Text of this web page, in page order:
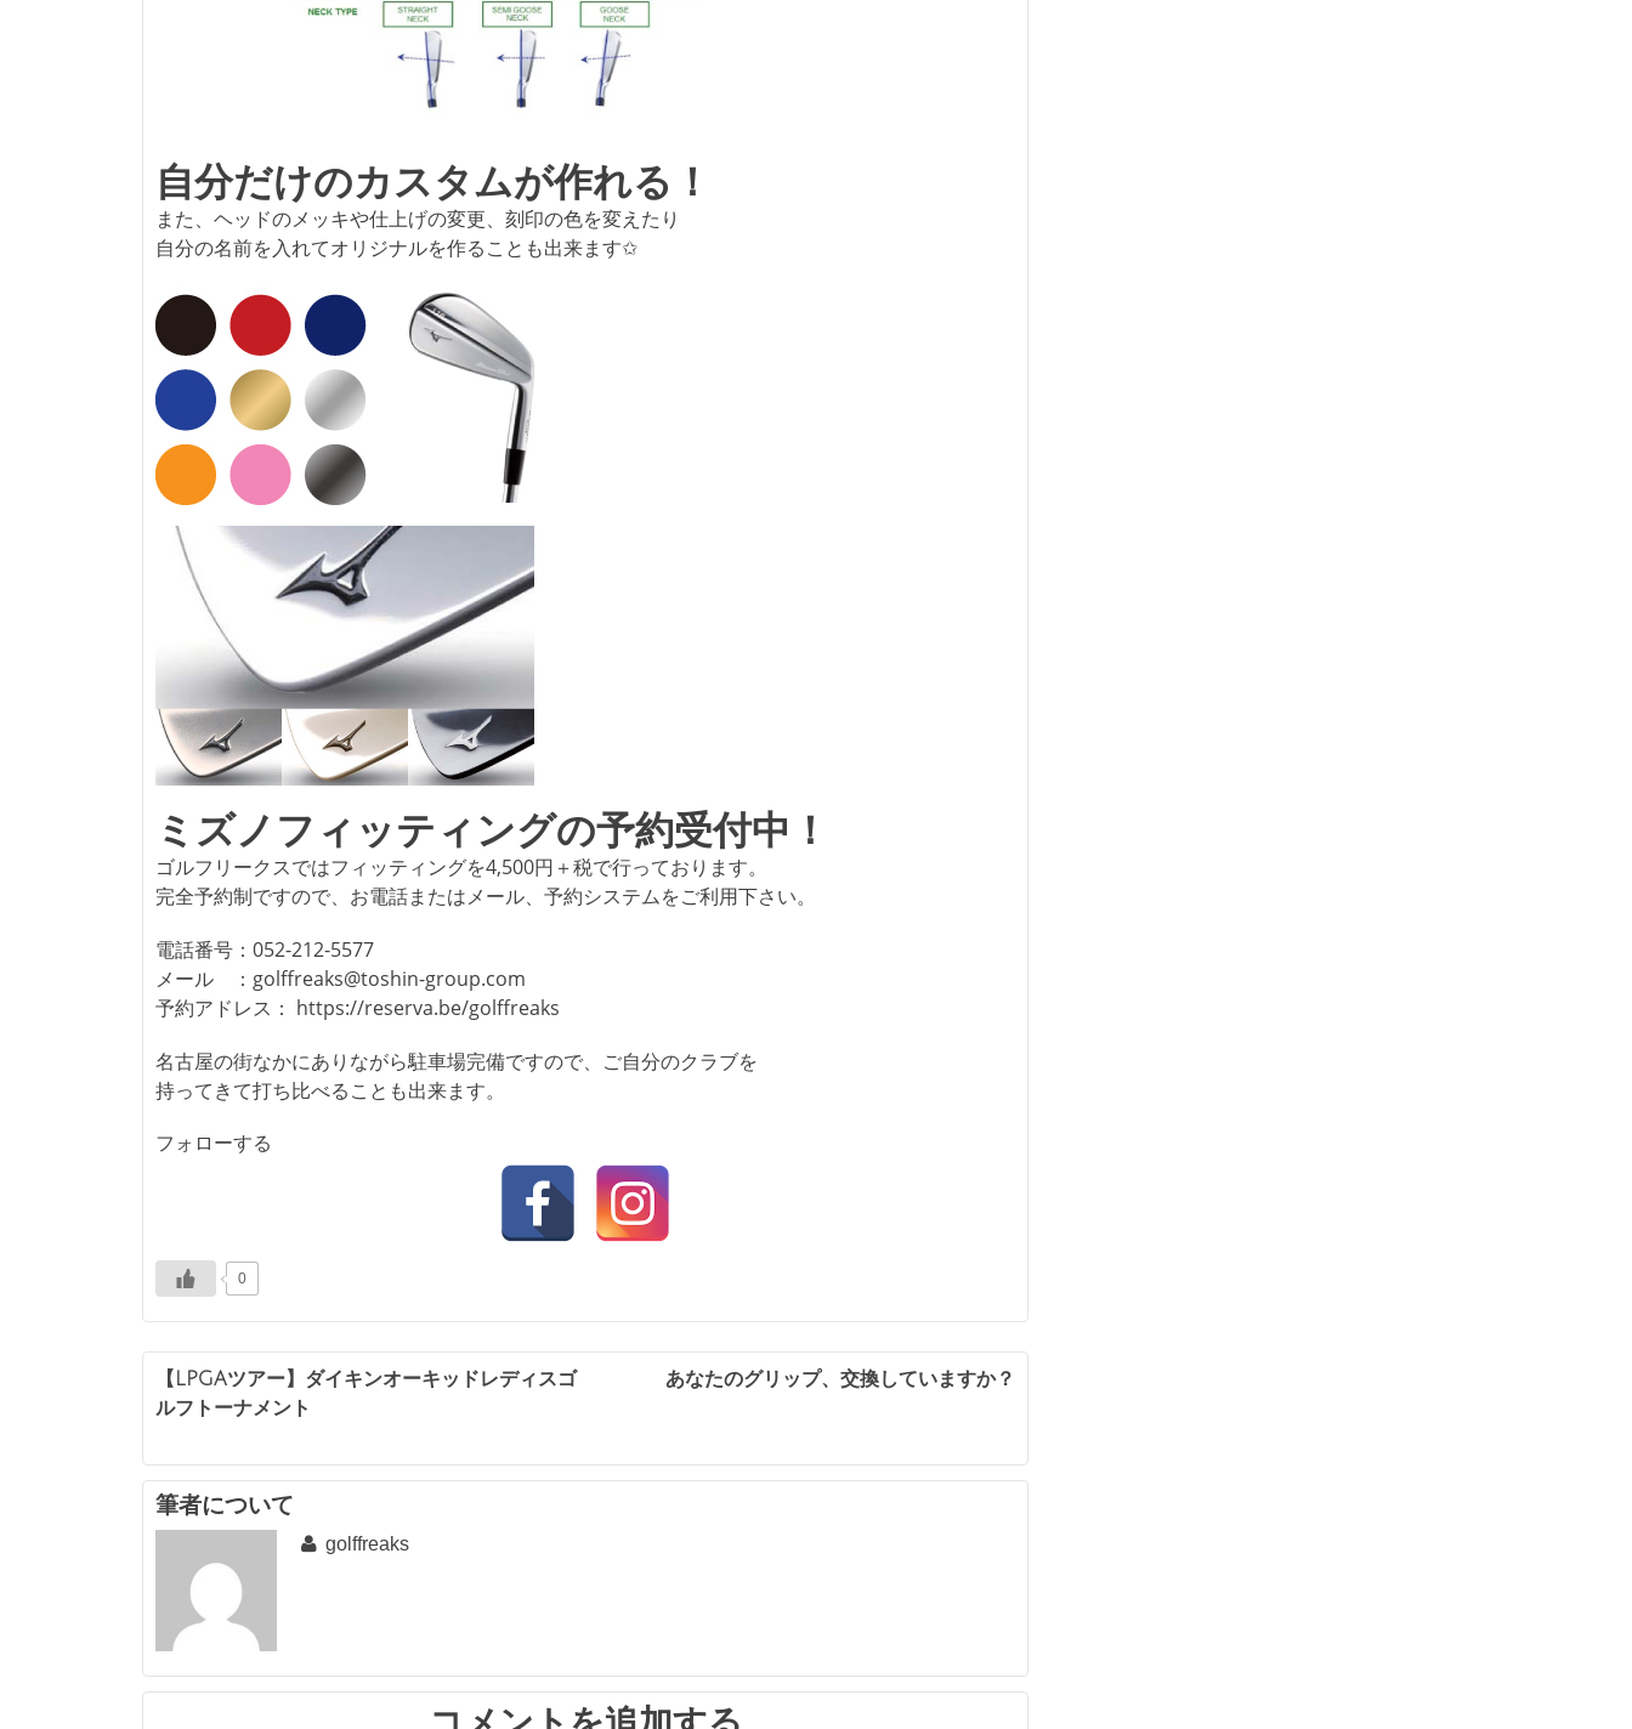
自分だけのカスタムが作れる！
また、ヘッドのメッキや仕上げの変更、刻印の色を変えたり
自分の名前を入れてオリジナルを作ることも出来ます✩
ミズノフィッティングの予約受付中！
ゴルフリークスではフィッティングを4,500円＋税で行っております。
完全予約制ですので、お電話またはメール、予約システムをご利用下さい。
電話番号：052-212-5577
メール ：golffreaks@toshin-group.com
予約アドレス： https://reserva.be/golffreaks
名古屋の街なかにありながら駐車場完備ですので、ご自分のクラブを
持ってきて打ち比べることも出来ます。
フォローする
0
投
稿
ナ
ビ
ー
シ
ョ
【LPGAツアー】ダイキンオーキッドレディスゴ
ルフトーナメント
あなたのグリップ、交換していますか？
筆者について
golffreaks